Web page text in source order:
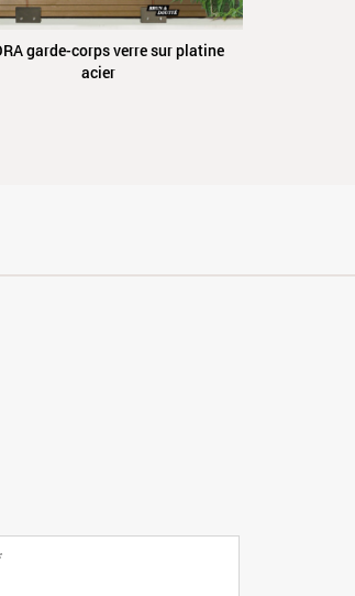
garde-corps verre sur platine
acier